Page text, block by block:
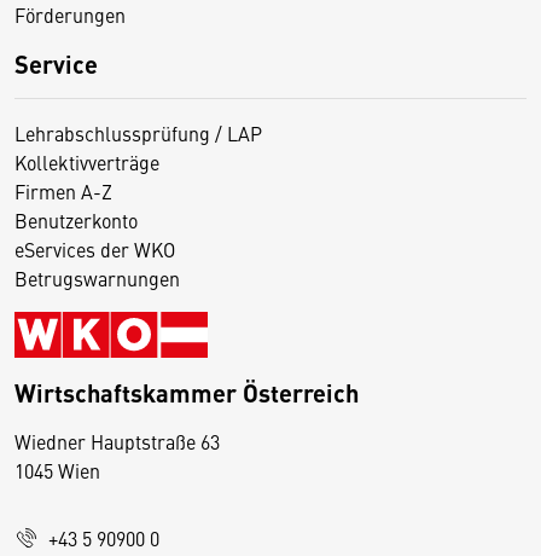
Förderungen
Service
Lehrabschlussprüfung / LAP
Kollektivverträge
Firmen A-Z
Benutzerkonto
eServices der WKO
Betrugswarnungen
Wirtschaftskammer Österreich
Wiedner Hauptstraße 63
1045 Wien
+43 5 90900 0
D
s